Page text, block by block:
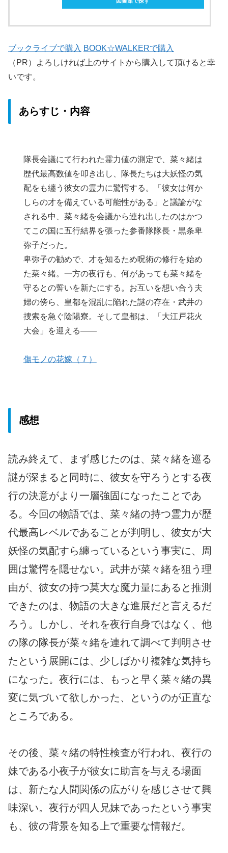
ブックライブで購入 BOOK☆WALKERで購入
（PR）よろしければ上のサイトから購入して頂けると幸
いです。
あらすじ・内容
隊長会議にて行われた霊力値の測定で、菜々緒は
歴代最高数値を叩き出し、隊長たちは大妖怪の気
配をも纏う彼女の霊力に驚愕する。「彼女は何か
しらの才を備えている可能性がある」と議論がな
される中、菜々緒を会議から連れ出したのはかつ
てこの国に五行結界を張った参番隊隊長・黒条卑
弥子だった。
卑弥子の勧めで、才を知るため呪術の修行を始め
た菜々緒。一方の夜行も、何があっても菜々緒を
守るとの誓いを新たにする。お互いを想い合う夫
婦の傍ら、皇都を混乱に陥れた謎の存在・武井の
捜索を急ぐ陰陽寮。そして皇都は、「大江戸花火
大会」を迎える――
傷モノの花嫁（７）
感想
読み終えて、まず感じたのは、菜々緒を巡る
謎が深まると同時に、彼女を守ろうとする夜
行の決意がより一層強固になったことであ
る。今回の物語では、菜々緒の持つ霊力が歴
代最高レベルであることが判明し、彼女が大
妖怪の気配すら纏っているという事実に、周
囲は驚愕を隠せない。武井が菜々緒を狙う理
由が、彼女の持つ莫大な魔力量にあると推測
できたのは、物語の大きな進展だと言えるだ
ろう。しかし、それを夜行自身ではなく、他
の隊の隊長が菜々緒を連れて調べて判明させ
たという展開には、少しばかり複雑な気持ち
になった。夜行には、もっと早く菜々緒の異
変に気づいて欲しかった、というのが正直な
ところである。
その後、菜々緒の特性検査が行われ、夜行の
妹である小夜子が彼女に助言を与える場面
は、新たな人間関係の広がりを感じさせて興
味深い。夜行が四人兄妹であったという事実
も、彼の背景を知る上で重要な情報だ。